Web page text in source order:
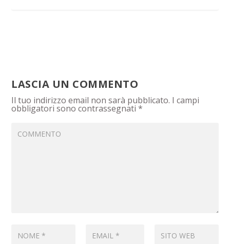
LASCIA UN COMMENTO
Il tuo indirizzo email non sarà pubblicato. I campi
obbligatori sono contrassegnati*